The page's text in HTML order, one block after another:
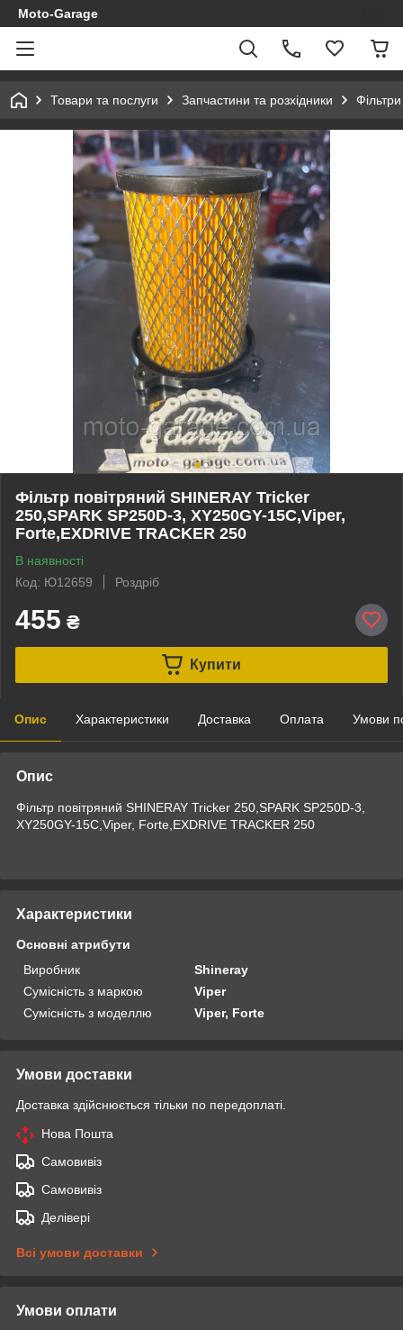
Moto-Garage
Товари та послуги Запчастини та розхідники Фільтри
Фільтр повітряний SHINERAY Tricker
250,SPARK SP250D-3, XY250GY-15С,Viper,
Forte,EXDRIVE TRACKER 250
В наявності
Код: Ю12659
Роздріб
455 ₴
Купити
Опис Характеристики Доставка Оплата Умови
Опис
Фільтр повітряний SHINERAY Tricker 250,SPARK SP250D-3,
XY250GY-15С,Viper, Forte,EXDRIVE TRACKER 250
Характеристики
Основні атрибути
Виробник
Shineray
Сумісність з маркою
Viper
Сумісність з моделлю
Viper, Forte
Умови доставки
Доставка здійснюється тільки по передоплаті.
Нова Пошта
Самовивіз
Самовивіз
Делівері
Всі умови доставки
Умови оплати